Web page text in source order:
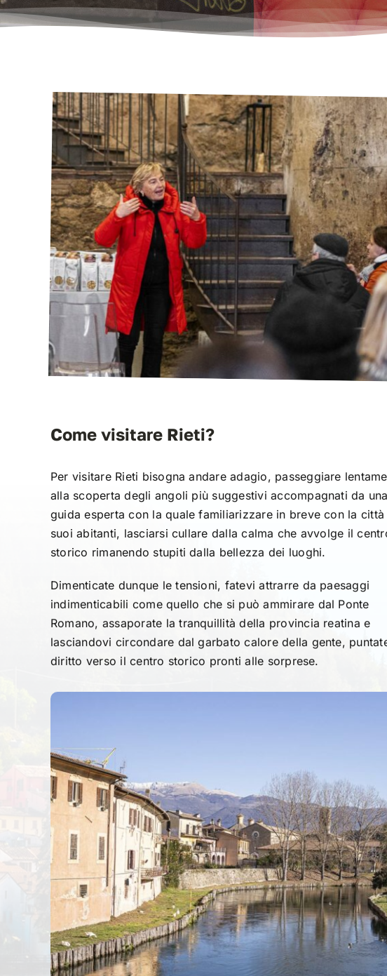
Come visitare Rieti?
Per visitare Rieti bisogna andare adagio, passeggiare
alla scoperta degli angoli più suggestivi accompagnati da una
guida esperta con la quale familiarizzare in breve con la città
suoi abitanti, lasciarsi cullare dalla calma che avvolge il
storico rimanendo stupiti dalla bellezza dei luoghi.
Dimenticate dunque le tensioni, fatevi attrarre da paesaggi
indimenticabili come quello che si può ammirare dal Ponte
Romano, assaporate la tranquillità della provincia reatina e
lasciandovi circondare dal garbato calore della gente,
diritto verso il centro storico pronti alle sorprese.